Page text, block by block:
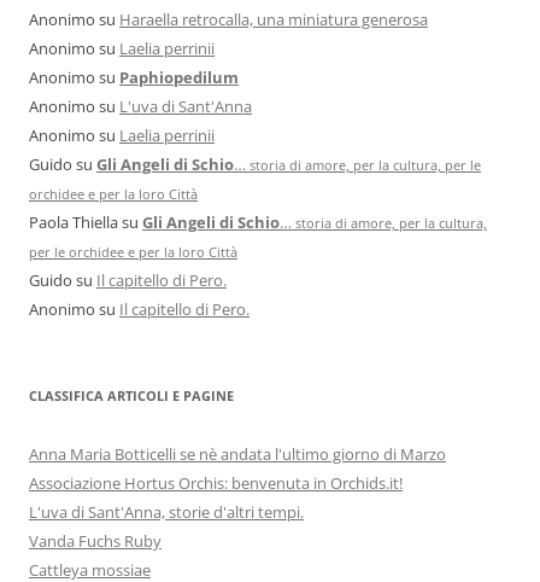
Anonimo su Haraella retrocalla, una miniatura generosa
Anonimo su Laelia perrinii
Anonimo su Paphiopedilum
Anonimo su L'uva di Sant'Anna
Anonimo su Laelia perrinii
Guido su Gli Angeli di Schio… storia di amore, per la cultura, per le
orchidee e per la loro Città
Paola Thiellasu Gli Angeli di Schio… storia di amore, per la cultura,
per le orchidee e per la loro Città
Guido su Il capitello di Pero.
Anonimo su Il capitello di Pero.
CLASSIFICA ARTICOLI E PAGINE
Anna Maria Botticelli se nè andata l'ultimo giorno di Marzo
Associazione Hortus Orchis: benvenuta in Orchids.it!
L'uva di Sant'Anna, storie d'altri tempi.
Vanda Fuchs Ruby
Cattleya mossiae